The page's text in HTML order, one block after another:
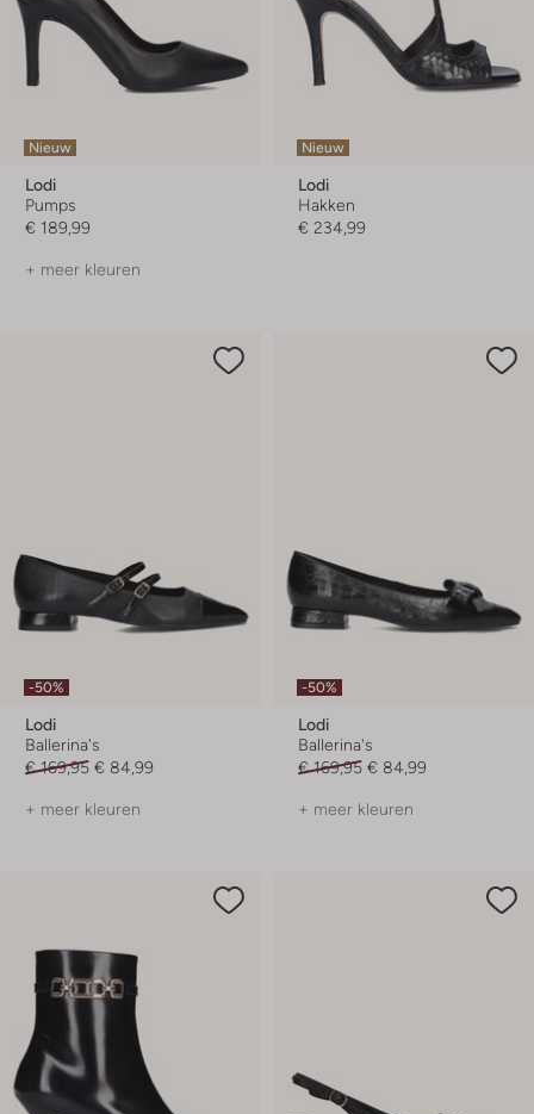
Nieuw
Lodi
Pumps
€ 189,99
+ meer kleuren
Nieuw
Lodi
Hakken
€ 234,99
-50%
Lodi
Ballerina's
€ 169,95 € 84,99
+ meer kleuren
-50%
Lodi
Ballerina's
€ 169,95 € 84,99
+ meer kleuren